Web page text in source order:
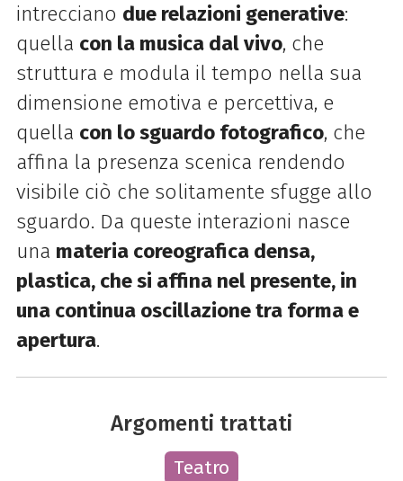
intrecciano due relazioni generative:
quella con la musica dal vivo, che
struttura e modula il tempo nella sua
dimensione emotiva e percettiva, e
quella con lo sguardo fotografico, che
affina la presenza scenica rendendo
visibile ciò che solitamente sfugge allo
sguardo. Da queste interazioni nasce
una materia coreografica densa,
plastica, che si affina nel presente, in
una continua oscillazione tra forma e
apertura.
Argomenti trattati
Teatro